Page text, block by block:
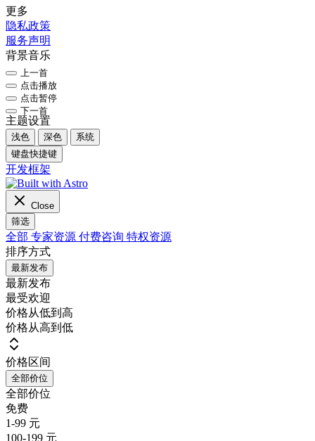
更多
隐私政策
服务声明
背景音乐
上一首
点击播放
点击暂停
下一首
主题设置
浅色 深色
系统
键盘快捷键
开发框架
Close
筛选
全部 专家资源 付费咨询 特权资源
排序方式
最新发布
最新发布
最受欢迎
价格从低到高
价格从高到低
价格区间
全部价位
全部价位
免费
1-99 元
100-199 元